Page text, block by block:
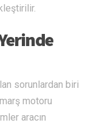
sorunlardan biri
motoru
aracın